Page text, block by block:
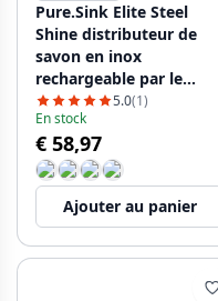
Pure.Sink Elite Steel
Shine distributeur de
savon en inox
rechargeable par le
dessus PS9010-02
5.0(1)
En stock
€ 58,97
Ajouter au panier